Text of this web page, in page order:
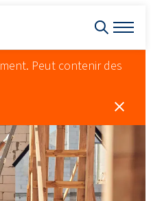
Peut contenir des